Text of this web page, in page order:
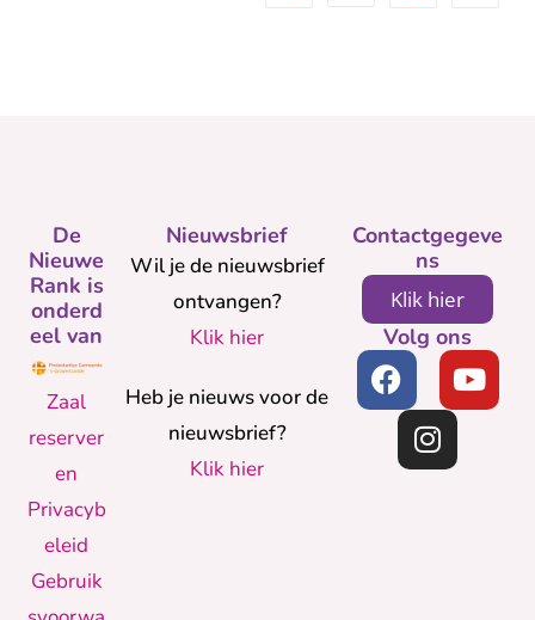
Nieuwsbrief
Wil je de nieuwsbrief
ontvangen?
Klik hier
Heb je nieuws voor de
nieuwsbrief?
Klik hier
De
Nieuwe
Rank is
onderd
eel van
Zaal
reserver
en
Privacyb
eleid
Gebruik
Contactgegeve
ns
Klik hier
Volg ons